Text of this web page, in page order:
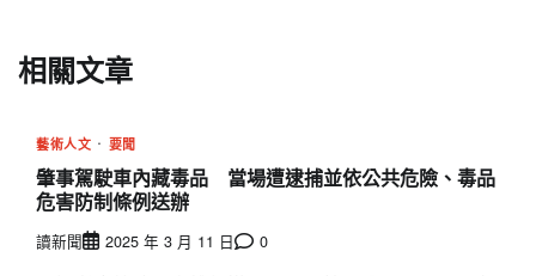
相關文章
藝術人文 要聞
肇事駕駛車內藏毒品 當場遭逮捕並依公共危險、毒品
危害防制條例送辦
讀新聞 2025 年 3 月 11 日 0